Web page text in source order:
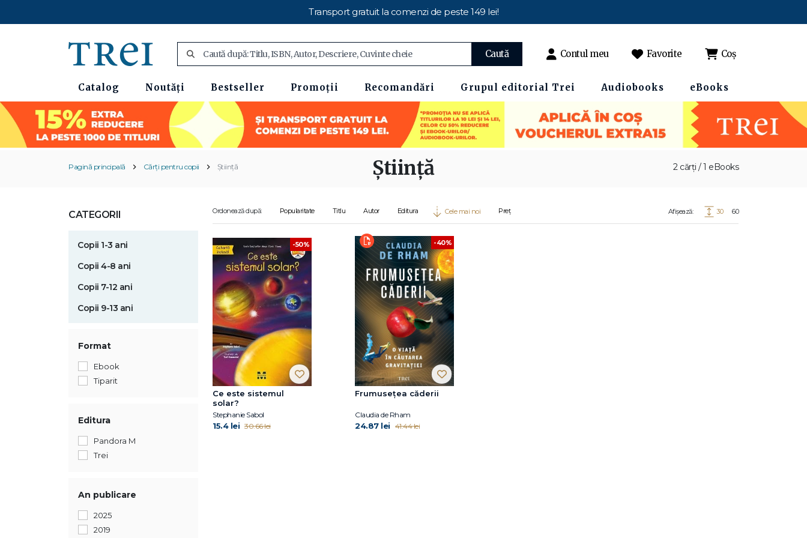
Transport gratuit la comenzi de peste 149 lei!
Caută Contul meu Favorite Coș
Catalog Noutăți Bestseller Promoții Recomandări Grupul editorial Trei Audiobooks eBooks
Pagină principală Cărți pentru copii Știință 2 cărți / 1 eBooks
Știință
CATEGORII
Copii 1-3 ani
Copii 4-8 ani
Copii 7-12 ani
Copii 9-13 ani
Format
Ebook
Tiparit
Editura
Pandora M
Trei
An publicare
2025
2019
Ordonează după: Popularitate Titlu Autor Editura Cele mai noi Preț Afișează: 30 60
-50%
Ce este sistemul
solar?
Stephanie Sabol
15.4 lei 30.66 lei
-40%
Frumusețea căderii
Claudia de Rham
24.87 lei 41.44 lei